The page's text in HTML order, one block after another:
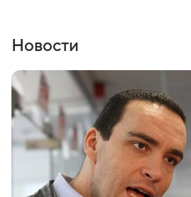
Новости